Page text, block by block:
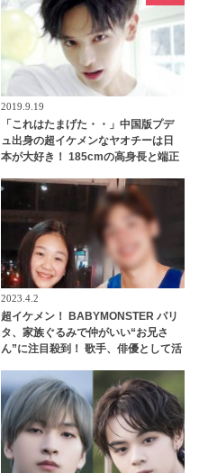
2019.9.19
「これはたまげた・・」中国版プデ
ュ出身の超イケメンなヤオチーは日
本が大好き！ 185cmの高身長と端正
2023.4.2
超イケメン！ BABYMONSTER パリ
タ、家族ぐるみで仲がいい“お兄さ
ん”に注目殺到！ 歌手、俳優として活